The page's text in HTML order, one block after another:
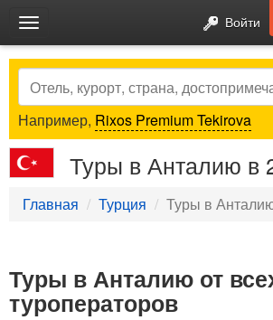
Toggle
navigation
Войти
Search
Например, Rixos Premium Tekirova
Туры в Анталию в
Главная Турция Туры в
Туры в Анталию от
туроператоров